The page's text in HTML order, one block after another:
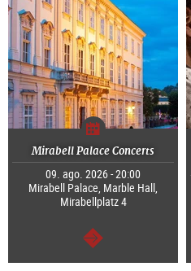
Mirabell Palace Concerts
09. ago. 2026 - 20:00
Mirabell Palace, Marble Hall,
Mirabellplatz 4
continuar